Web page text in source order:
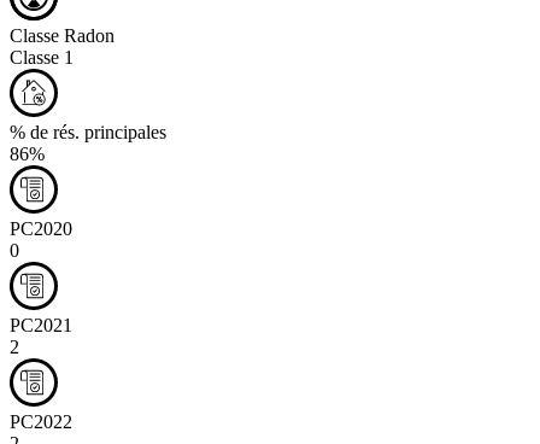
Classe Radon
Classe 1
% de rés. principales
86%
PC2020
0
PC2021
2
PC2022